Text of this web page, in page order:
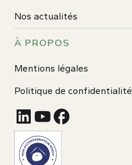
Nos actualités
À PROPOS
Mentions légales
Politique de confidentialité